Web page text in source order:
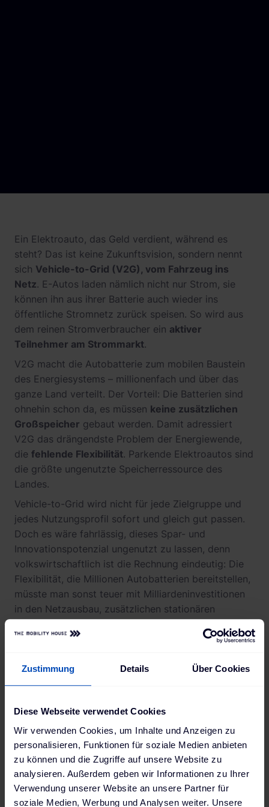
Zustimmung Details Über Cookies
Diese Webseite verwendet Cookies
Wir verwenden Cookies, um Inhalte und Anzeigen zu
personalisieren, Funktionen für soziale Medien anbieten
zu können und die Zugriffe auf unsere Website zu
analysieren. Außerdem geben wir Informationen zu Ihrer
Verwendung unserer Website an unsere Partner für
soziale Medien, Werbung und Analysen weiter. Unsere
Ein Elektroauto, das Geld verdient, während es
steht? Das ist keine Zukunftsvision, sondern nennt
sich Vehicle-to-Grid (V2G), vom Fahrzeug ins
Netz. E-Autos laden nämlich nicht nur Strom, sie
können ihn aus ihrer Batterie auch wieder ins
öffentliche Stromnetz zurück speisen. So wird aus
dem reinen Stromverbraucher ein aktiver
Teilnehmer am Strommarkt.
V2G macht die Autobatterie zum mobilen Baustein
des Energiesystems – millionenfach und über das
ganze Land verteilt. Der Vorteil: Die Batterien sind
ohnehin schon da, es müssen keine zusätzlichen
Großspeicher gebaut werden. Damit adressiert
V2G das drängendste Problem der Energiewende,
die fehlende Flexibilität. Parkende Elektroautos sind
die größte ungenutzte Speicherressource des
Landes.
Vehicle-to-Grid wird nicht für jede Zielgruppe und
jedes Nutzungsprofil sofort und gleich gut passen.
Doch es wäre fahrlässig, dieses Spar- und
Innovationspotenzial ungenutzt zu lassen, denn
volkswirtschaftlich ist die Rechnung eindeutig: Die
Flexibilität, die Millionen Autobatterien bereitstellen,
müsste man sonst teuer mit Milliardeninvestitionen
in den Netzausbau, zusätzlichen stationären
erkaufen.
fundiert, welche
7 Bausteinenotwendig sind, um
die Flexibilitäten von EV-Batterien zu erschließen -
Startlöchern.
Jetzt Whitepaper kostenlos herunterladen und mehr
erfahren. ➡️